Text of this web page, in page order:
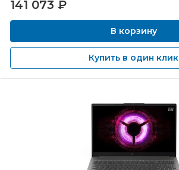
141 073 ₽
В корзину
Купить в один клик